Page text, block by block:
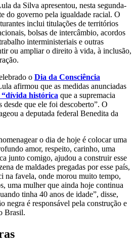
da Silva apresentou, nesta segunda-
do governo pela igualdade racial. O
inclui titulações de territórios
bolsas de intercâmbio, acordos
interministeriais e outras
ou ampliar o direito à vida, à inclusão,
o Dia da Consciência
afirmou que as medidas anunciadas
“dívida histórica que a supremacia
desde que ele foi descoberto”. O
a deputada federal Benedita da
o dia de hoje é colocar uma
amor, respeito, carinho, uma
junto comigo, ajudou a construir esse
de maldades pregadas por esse país,
na favela, onde morou muito tempo,
uma mulher que ainda hoje continua
tinha 40 anos de idade”, disse,
negra é responsável pela construção e
Brasil.